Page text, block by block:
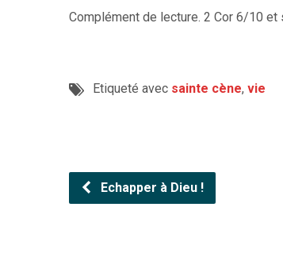
Complément de lecture. 2 Cor 6/10
Etiqueté avec sainte cène, vie
Echapper à Dieu !